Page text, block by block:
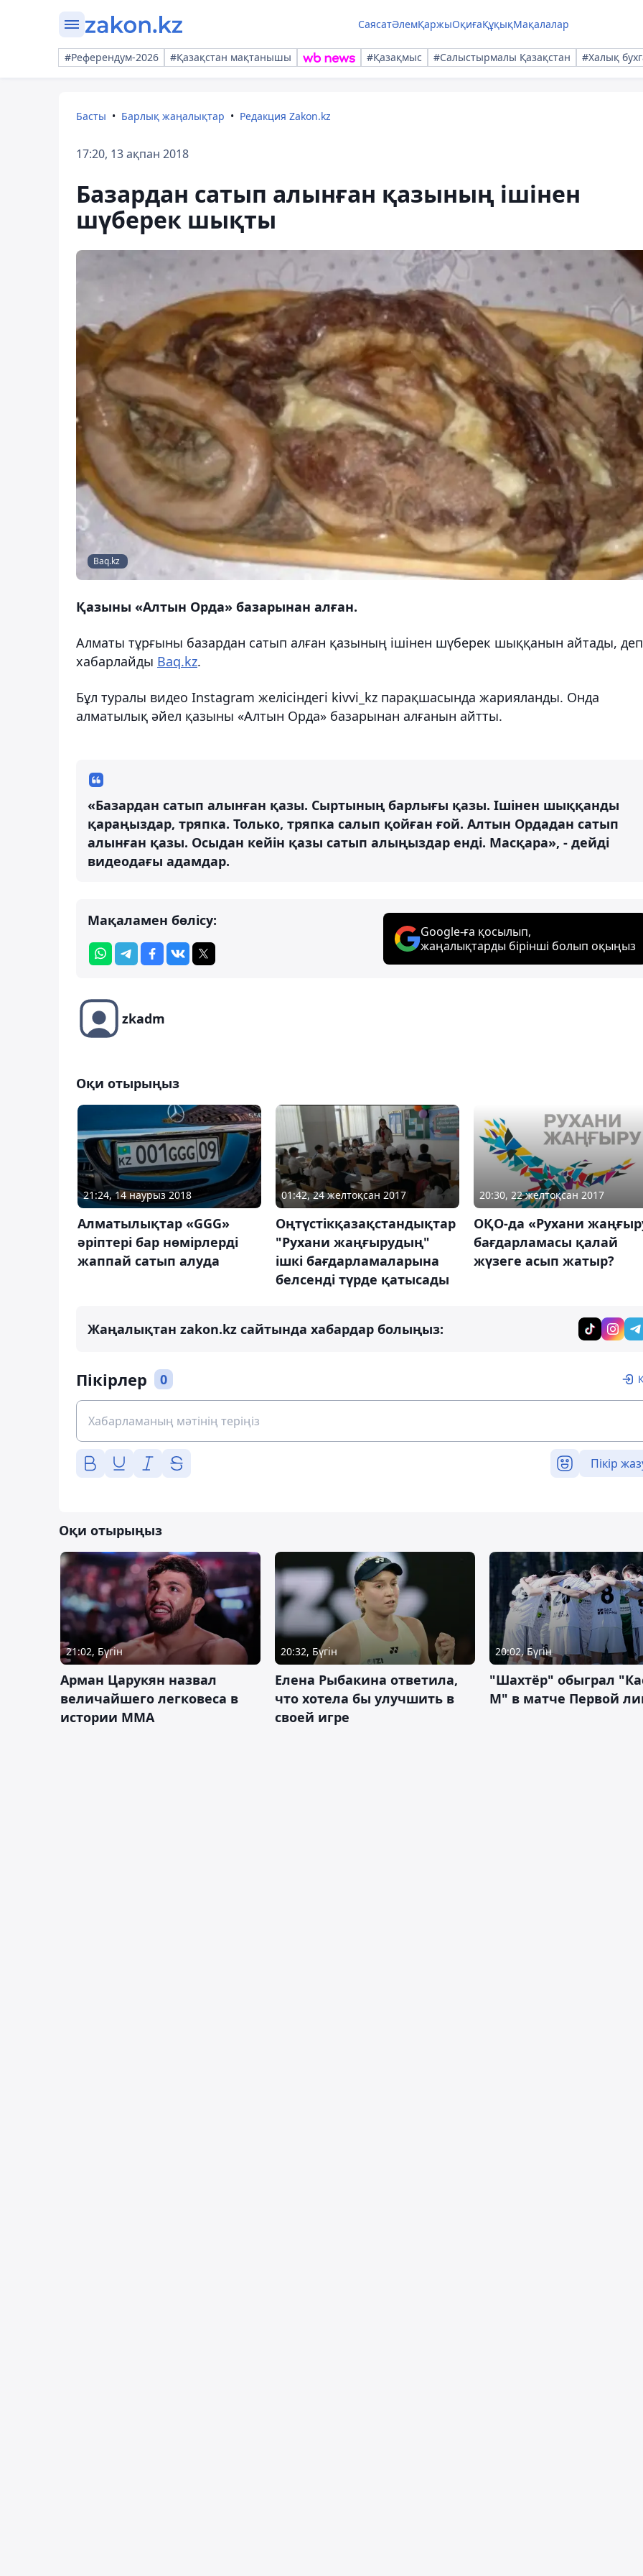
СаясатӘлемҚаржыОқиғаҚұқықМақалалар
#Референдум-2026 #Қазақстан мақтанышы #Қазақмыс #Салыстырмалы Қазақстан #Халық
Басты Барлық жаңалықтар Редакция Zakon.kz
17:20, 13 ақпан 2018
Базардан сатып алынған қазының ішінен
шүберек шықты
Baq.kz
Қазыны «Алтын Орда» базарынан алған.
Алматы тұрғыны базардан сатып алған қазының ішінен шүберек шыққанын айтады, деп
хабарлайды Baq.kz.
Бұл туралы видео Instagram желісіндегі kivvi_kz парақшасында жарияланды. Онда
алматылық әйел қазыны «Алтын Орда» базарынан алғанын айтты.
«Базардан сатып алынған қазы. Сыртының барлығы қазы. Ішінен шыққанды
қараңыздар, тряпка. Только, тряпка салып қойған ғой. Алтын Ордадан сатып
алынған қазы. Осыдан кейін қазы сатып алыңыздар енді. Масқара», - дейді
видеодағы адамдар.
Мақаламен бөлісу:
Google-ға қосылып,
жаңалықтарды бірінші болып оқыңыз
zkadm
Оқи отырыңыз
21:24, 14 наурыз 2018
Алматылықтар «GGG»
әріптері бар нөмірлерді
жаппай сатып алуда
01:42, 24 желтоқсан 2017
Оңтүстікқазақстандықтар
"Рухани жаңғырудың"
ішкі бағдарламаларына
белсенді түрде қатысады
20:30, 22 желтоқсан 2017
ОҚО-да «Рухани
бағдарламасы қалай
жүзеге асып жатыр?
Жаңалықтан zakon.kz сайтында хабардар болыңыз:
Пікірлер 0
Пікір
Оқи отырыңыз
21:02, Бүгін
Арман Царукян назвал
величайшего легковеса в
истории ММА
20:32, Бүгін
Елена Рыбакина ответила,
что хотела бы улучшить в
своей игре
20:02, Бүгін
"Шахтёр" обыграл
М" в матче Первой